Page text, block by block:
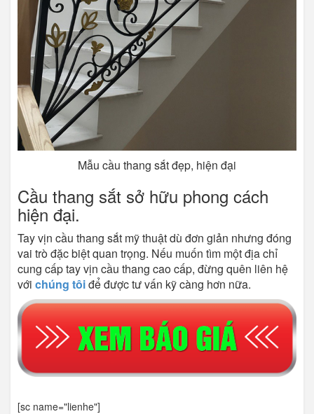
Mẫu cầu thang sắt đẹp, hiện đại
Cầu thang sắt sở hữu phong cách
hiện đại.
Tay vịn cầu thang sắt mỹ thuật dù đơn giản nhưng đóng
vai trò đặc biệt quan trọng. Nếu muốn tìm một địa chỉ
cung cấp tay vịn cầu thang cao cấp, đừng quên liên hệ
với chúng tôiđể được tư vấn kỹ càng hơn nữa.
[sc name="lienhe"]